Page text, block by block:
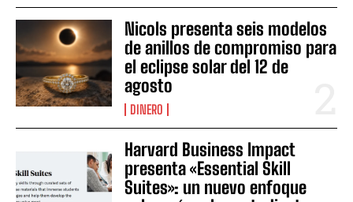
Nicols presenta seis modelos
de anillos de compromiso para
el eclipse solar del 12 de
agosto
DINERO
Harvard Business Impact
presenta «Essential Skill
Suites»: un nuevo enfoque